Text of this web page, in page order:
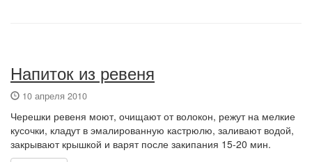
Напиток из ревеня
10 апреля 2010
Черешки ревеня моют, очищают от волокон, режут на мелкие
кусочки, кладут в эмалированную кастрюлю, заливают водой,
закрывают крышкой и варят после закипания 15-20 мин.